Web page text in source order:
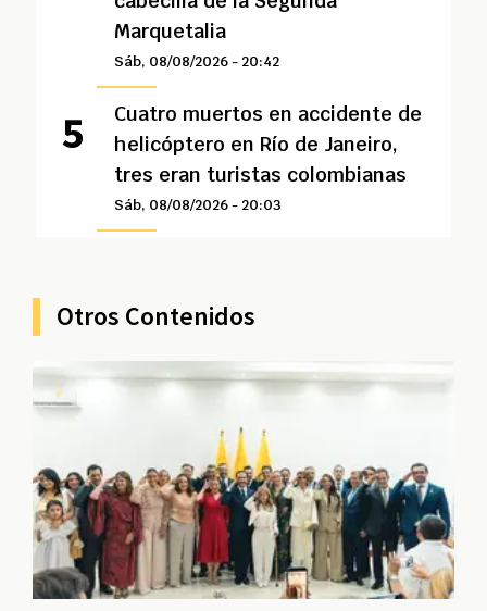
Marquetalia
Sáb, 08/08/2026 - 20:42
Cuatro muertos en accidente de
helicóptero en Río de Janeiro,
tres eran turistas colombianas
Sáb, 08/08/2026 - 20:03
Otros Contenidos